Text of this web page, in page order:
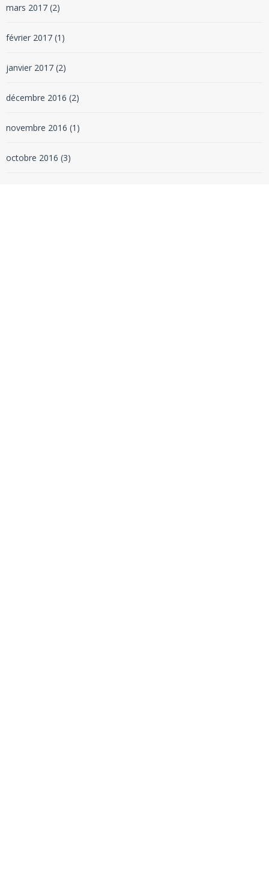
mars 2017 (2)
février 2017 (1)
janvier 2017 (2)
décembre 2016 (2)
novembre 2016 (1)
octobre 2016 (3)